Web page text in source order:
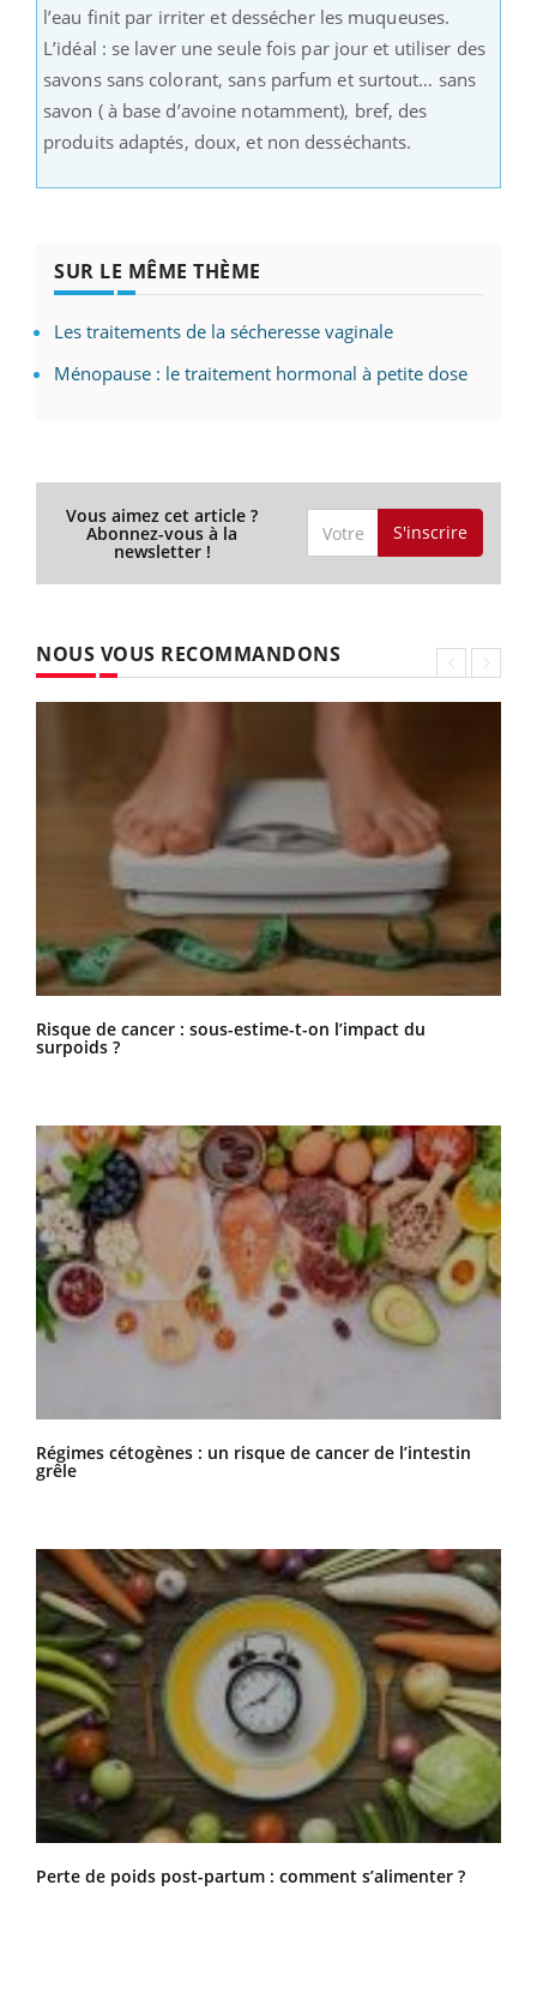
l’eau finit par irriter et dessécher les muqueuses.
L’idéal : se laver une seule fois par jour et utiliser des
savons sans colorant, sans parfum et surtout… sans
savon ( à base d’avoine notamment), bref, des
produits adaptés, doux, et non desséchants.
SUR LE MÊME THÈME
Les traitements de la sécheresse vaginale
Ménopause : le traitement hormonal à petite dose
Vous aimez cet article ?
Abonnez-vous à la
newsletter !
S'inscrire
NOUS VOUS RECOMMANDONS
Risque de cancer : sous-estime-t-on l’impact du
surpoids ?
Régimes cétogènes : un risque de cancer de l’intestin
grêle
Perte de poids post-partum : comment s’alimenter ?